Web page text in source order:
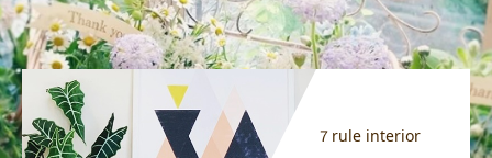
７rule interior